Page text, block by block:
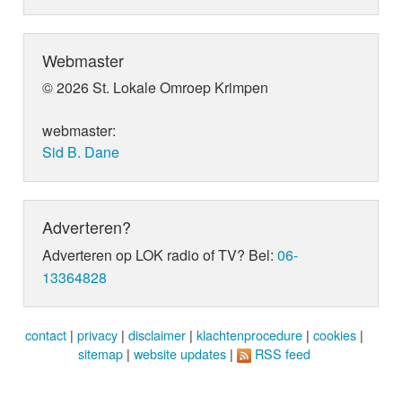
Webmaster
© 2026 St. Lokale Omroep Krimpen
webmaster:
Sid B. Dane
Adverteren?
Adverteren op LOK radio of TV? Bel:06-
13364828
contact | privacy | disclaimer | klachtenprocedure | cookies |
sitemap | website updates | RSS feed